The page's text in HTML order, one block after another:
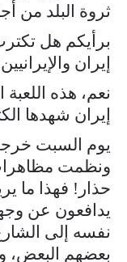
ثروة البلد من
برأيكم هل
إيران
نعم، هذه اللعبة
إيران شهدها
يوم السبت
ونظمت
حذار! فهذا ما
يدافعون عن
نفسه إلى
بعضهم البعض،